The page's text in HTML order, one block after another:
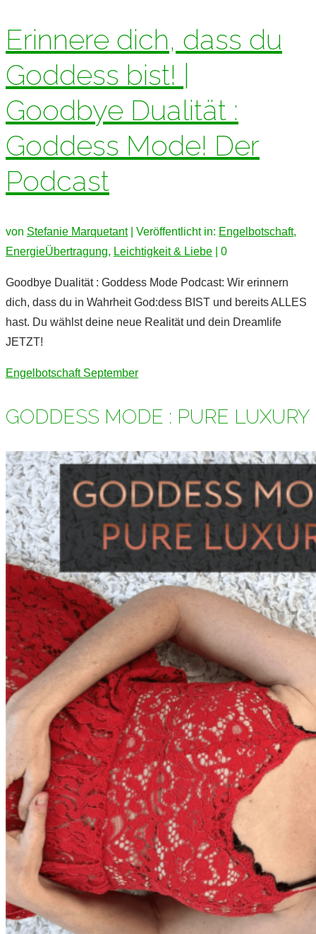
Erinnere dich, dass du
Goddess bist! |
Goodbye Dualität :
Goddess Mode! Der
Podcast
von Stefanie Marquetant| Veröffentlicht in: Engelbotschaft,
EnergieÜbertragung, Leichtigkeit & Liebe 0
Goodbye Dualität : Goddess Mode Podcast: Wir erinnern
dich, dass du in Wahrheit God:dess BIST und bereits ALLES
hast. Du wählst deine neue Realität und dein Dreamlife
JETZT!
Engelbotschaft September
GODDESS MODE : PURE LUXURY